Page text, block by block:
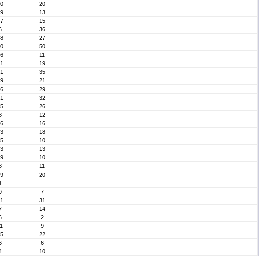
20
13
15
36
27
50
11
19
35
21
29
32
26
12
16
18
10
13
10
11
20
7
31
14
2
9
22
6
10